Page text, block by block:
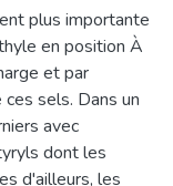
plus importante
en position À
et par
sels. Dans un
avec
dont les
d'ailleurs, les